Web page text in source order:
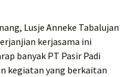
Lusje Anneke Tabalujan
kerjasama ini
banyak PT Pasir Padi
kegiatan yang berkaitan